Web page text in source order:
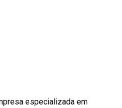
especializada em